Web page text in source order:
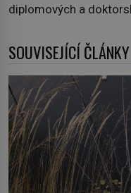
diplomových a
SOUVISEJÍCÍ ČLÁNKY